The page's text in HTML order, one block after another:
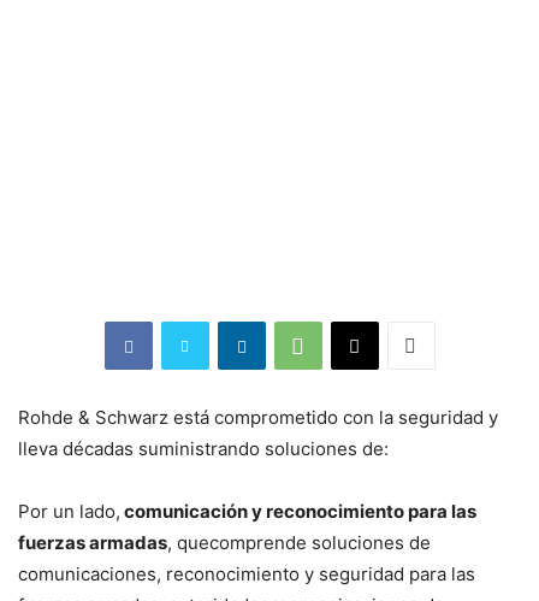
Rohde & Schwarz está comprometido con la seguridad y
lleva décadas suministrando soluciones de:
Por un lado, comunicación y reconocimiento para las
fuerzas armadas, quecomprende soluciones de
comunicaciones, reconocimiento y seguridad para las